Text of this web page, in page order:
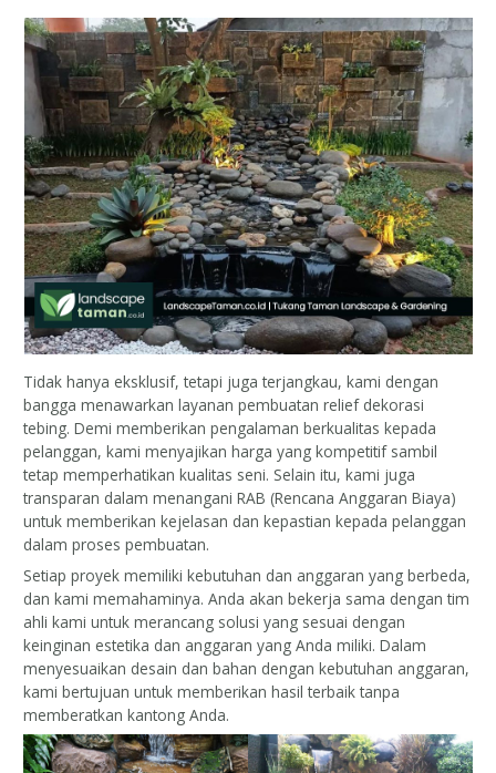
Tidak hanya eksklusif, tetapi juga terjangkau, kami dengan
bangga menawarkan layanan pembuatan relief dekorasi
tebing. Demi memberikan pengalaman berkualitas kepada
pelanggan, kami menyajikan harga yang kompetitif sambil
tetap memperhatikan kualitas seni. Selain itu, kami juga
transparan dalam menangani RAB (Rencana Anggaran Biaya)
untuk memberikan kejelasan dan kepastian kepada pelanggan
dalam proses pembuatan.
Setiap proyek memiliki kebutuhan dan anggaran yang berbeda,
dan kami memahaminya. Anda akan bekerja sama dengan tim
ahli kami untuk merancang solusi yang sesuai dengan
keinginan estetika dan anggaran yang Anda miliki. Dalam
menyesuaikan desain dan bahan dengan kebutuhan anggaran,
kami bertujuan untuk memberikan hasil terbaik tanpa
memberatkan kantong Anda.